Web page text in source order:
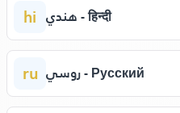
hi هندي - हिन्दी
ru روسي - Русский